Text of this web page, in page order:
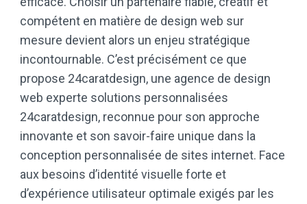
compétent en matière de design web sur
mesure devient alors un enjeu stratégique
incontournable. C’est précisément ce que
propose 24caratdesign, une agence de design
web experte solutions personnalisées
24caratdesign, reconnue pour son approche
innovante et son savoir-faire unique dans la
conception personnalisée de sites internet. Face
aux besoins d’identité visuelle forte et
d’expérience utilisateur optimale exigés par les